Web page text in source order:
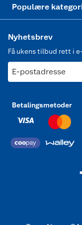
Populære
Nyhetsbrev
Få ukens tilbud rett i
E-postadresse
Betalingsmetoder